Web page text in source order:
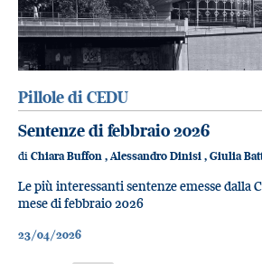
Pillole di CEDU
Sentenze di febbraio 2026
di Chiara Buffon , Alessandro Dinisi , Giulia
Le più interessanti sentenze emesse dalla
mese di febbraio 2026
23/04/2026